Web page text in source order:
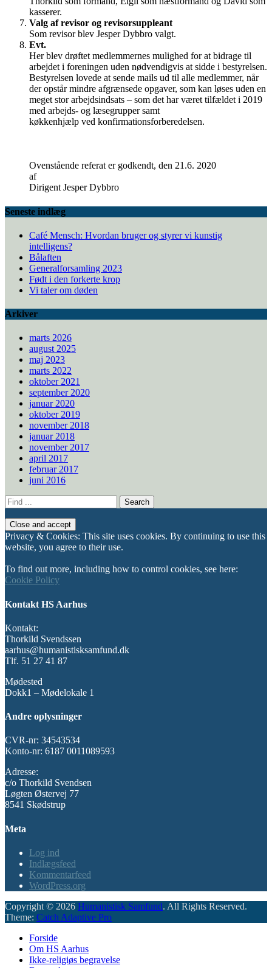
kasserer.
Valg af revisor og revisorsuppleant
Som revisor blev Jesper Dybbro valgt.
Evt.
Her blev drøftet medlemmernes mulighed for at bidrage til
arbejdet i foreningen uden nødvendigvis at sidde i bestyrelsen.
Bestyrelsen lovede at sende mails ud til alle medlemmer, når
der opstår mindre afgrænsede opgaver, som kan løses uden en
meget stor arbejdsindsats – som det har været tilfældet i 2019
med arbejds- og læsegrupper samt
køkkenhjælp ved konfirmationsforberedelsen.
Ovenstående referat er godkendt, den 21.6. 2020
af
Dirigent Jesper Dybbro
Seneste indlæg
Café Mensch: Hvordan bruger og styrer vi kunstig
intelligens?
Bålaften
Generalforsamling 2023
Født i den forkerte krop
Vi taler om døden
Arkiver
marts 2026
august 2025
maj 2023
marts 2022
oktober 2021
september 2020
januar 2020
oktober 2019
november 2018
januar 2018
november 2017
april 2017
februar 2017
juni 2016
Search
for:
Privacy & Cookies: This site uses cookies. By continuing to use this
website, you agree to their use.
To find out more, including how to control cookies, see here:
Cookie Policy
Kontakt HS Aarhus
Kontakt:
Thorkild Svendssen
aarhus@humanistisksamfund.dk
Tlf. 51 27 41 87
Mødested
Dokk1 – Mødelokale 1
Andre oplysninger
CVR-nr: 34543534
Konto-nr: 6187 0011089593
Adresse:
c/o Thorkild Svendsen
Løgten Østervej 77
8541 Skødstrup
Meta
Log ind
Indlægsfeed
Kommentarfeed
WordPress.org
Copyright © 2026 Humanistisk Samfund. All Rights Reserved.
Theme: Catch Adaptive Pro
Forside
Om HS Aarhus
Ikke-religiøs begravelse